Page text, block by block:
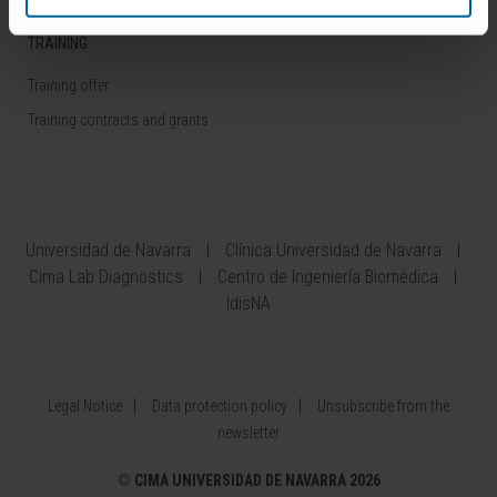
TRAINING
Training offer
Training contracts and grants
Universidad de Navarra
Clínica Universidad de Navarra
Cima Lab Diagnostics
Centro de Ingeniería Biomédica
IdisNA
Legal Notice Data protection policy
Unsubscribe from the
newsletter
© CIMA UNIVERSIDAD DE NAVARRA 2026